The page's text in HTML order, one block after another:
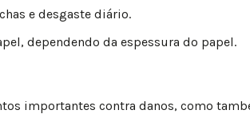
e desgaste diário.
dependendo da espessura do papel.
importantes contra danos, como